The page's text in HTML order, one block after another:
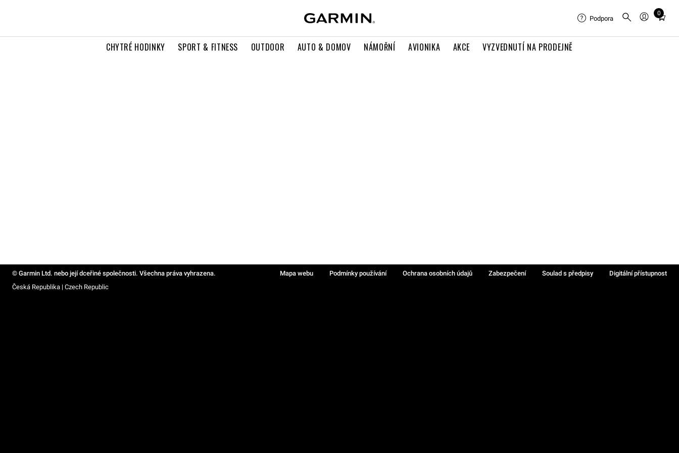
CHYTRÉ HODINKY SPORT & FITNESS OUTDOOR AUTO & DOMOV NÁMOŘNÍ AVIONIKA AKCE VYZVEDNUTÍ NA PRODEJNĚ
Podpora
0
Total
in
© Garmin Ltd. nebo její dceřiné společnosti. Všechna práva vyhrazena. Mapa webu Podmínky používání Ochrana osobních údajů Zabezpečení Soulad s předpisy
Digitální přístupnost
Česká Republika | Czech Republic